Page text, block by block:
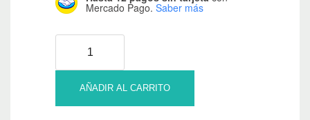
Mercado Pago. Saber más
Barrera
Acústica
AÑADIR AL CARRITO